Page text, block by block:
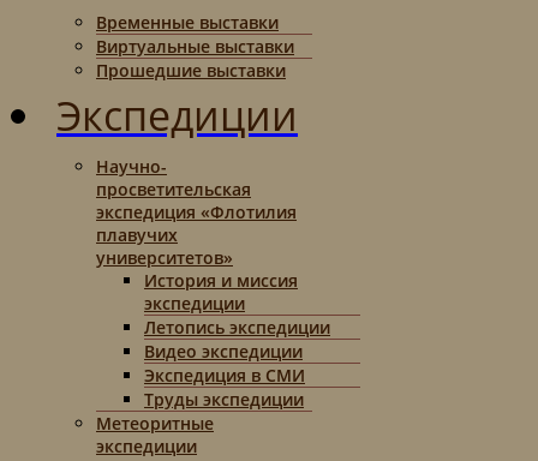
Временные выставки
Виртуальные выставки
Прошедшие выставки
Экспедиции
Научно-
просветительская
экспедиция «Флотилия
плавучих
университетов»
История и миссия
экспедиции
Летопись экспедиции
Видео экспедиции
Экспедиция в СМИ
Труды экспедиции
Метеоритные
экспедиции